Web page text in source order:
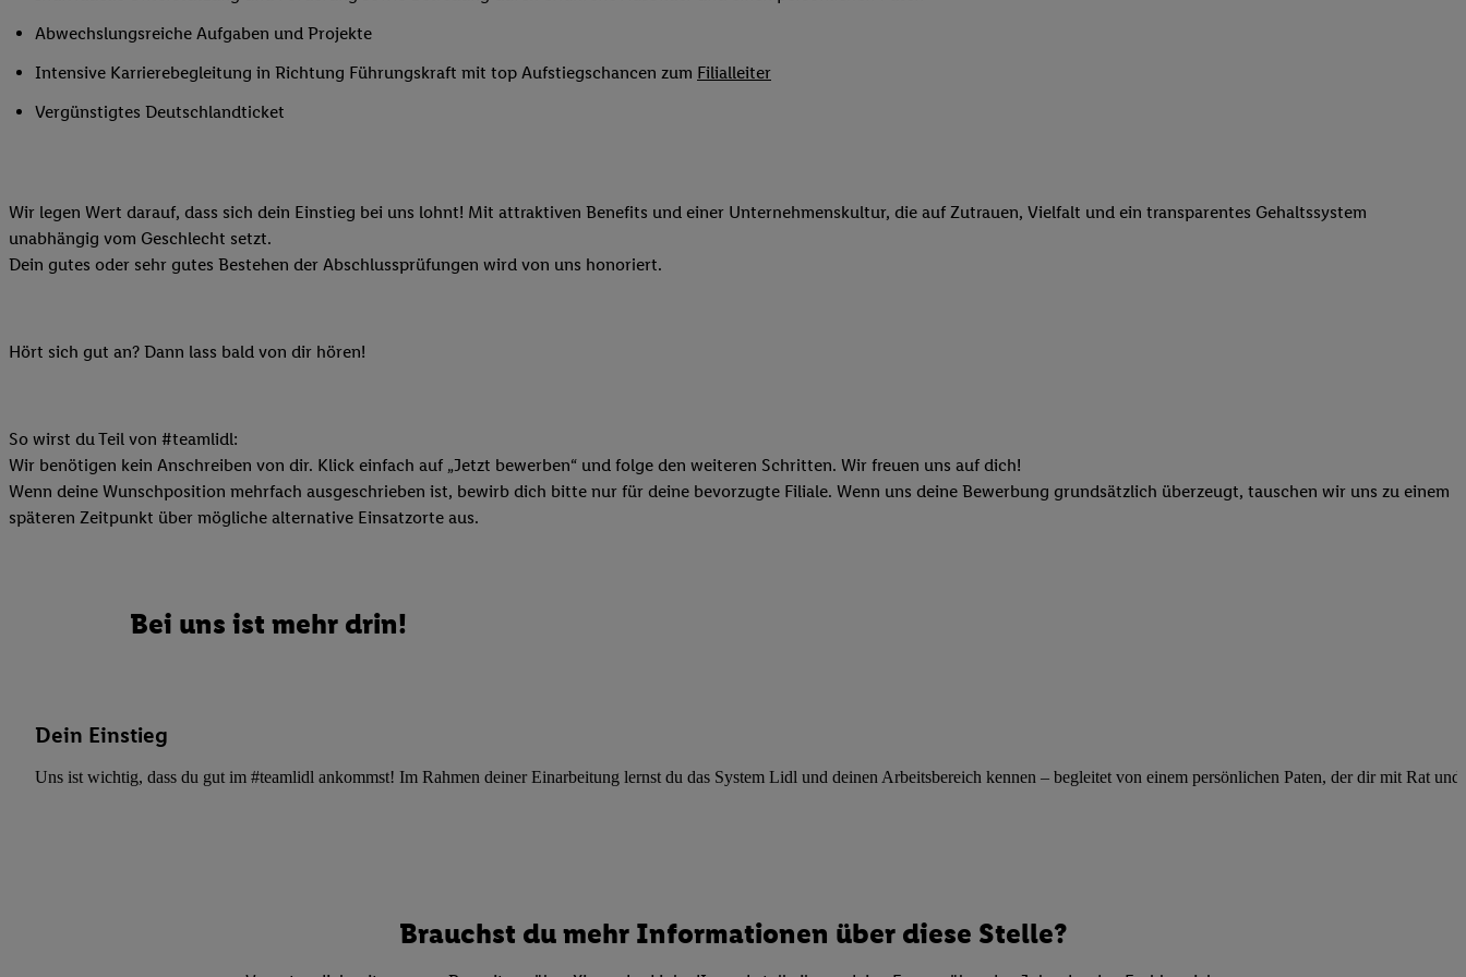
Abwechslungsreiche Aufgaben und Projekte
Intensive Karrierebegleitung in Richtung Führungskraft mit top Aufstiegschancen zum Filialleiter
Vergünstigtes Deutschlandticket
Wir legen Wert darauf, dass sich dein Einstieg bei uns lohnt! Mit attraktiven Benefits und einer Unternehmenskultur, die auf Zutrauen, Vielfalt und ein transparentes Gehaltssystem
unabhängig vom Geschlecht setzt.
Dein gutes oder sehr gutes Bestehen der Abschlussprüfungen wird von uns honoriert.
Hört sich gut an? Dann lass bald von dir hören!
So wirst du Teil von #teamlidl:
Wir benötigen kein Anschreiben von dir. Klick einfach auf „Jetzt bewerben“ und folge den weiteren Schritten. Wir freuen uns auf dich!
Wenn deine Wunschposition mehrfach ausgeschrieben ist, bewirb dich bitte nur für deine bevorzugte Filiale. Wenn uns deine Bewerbung grundsätzlich überzeugt, tauschen wir uns zu einem
späteren Zeitpunkt über mögliche alternative Einsatzorte aus.
Bei uns ist mehr drin!
Dein Einstieg
Uns ist wichtig, dass du gut im #teamlidl ankommst! Im Rahmen deiner Einarbeitung lernst du das System Lidl und deinen Arbeitsbereich kennen – begleitet von einem persönlichen Paten, der dir mit Rat und
Brauchst du mehr Informationen über diese Stelle?
auch Ihre in einen Hashwert umgewandelte E-Mail-Adresse in gemeinsamer Verantwortlichkeit verarbeitet.
Zudem erlauben Sie uns, der Utiq SA/NV („Utiq“) und IhremTelekommunikationsnetzbetreiber
Lidl-Diensten zu erfassen. Insbesondere können Sie mittels dieser Technologie auch auf Diensten wiedererkannt
können Ihre Einwilligung speziell zur Nutzung der Utiq-Technologie - zusätzlich zur weiter unten erläuterten
finden Sie in den
Ihre Einwilligung jederzeit mit Wirkung für die Zukunft zu widerrufen, finden Sie in unseren
Datenschutzbestimmungen.Die Impressen finden Sie hier.Unter „Anpassen“ können Sie einzelne
Verwendungszwecke oder Partner zulassen; das gilt auch für die nachfolgend schlagwortartig benannten Zwecke
Verknüpfung verschiedener Endgeräte, Identifikation von Geräten anhand automatisch übermittelter Informationen,
reduzierter Daten zur Auswahl von Werbeanzeigen. Messung der Werbeleistung. Verwendung von Profilen